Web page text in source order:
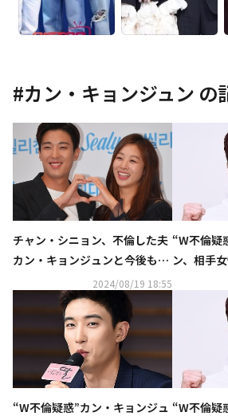
#カン・キョンジュン の
チャン・シニョン、不倫した夫
カン・キョンジュンと今後も生
活「ただ子供たちのために」
2024/08/19 18:55
“W不倫疑
ン、相手
れ訴訟が
“W不倫疑惑”カン・キョンジュ “W不倫疑